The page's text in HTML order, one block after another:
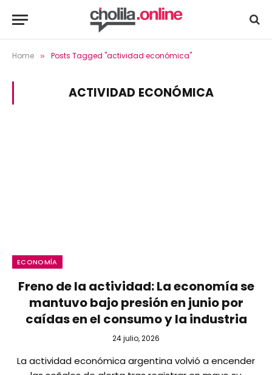
Home » Posts Tagged "actividad económica"
ACTIVIDAD ECONÓMICA
ECONOMÍA
Freno de la actividad: La economía se
mantuvo bajo presión en junio por
caídas en el consumo y la industria
24 julio, 2026
La actividad económica argentina volvió a encender